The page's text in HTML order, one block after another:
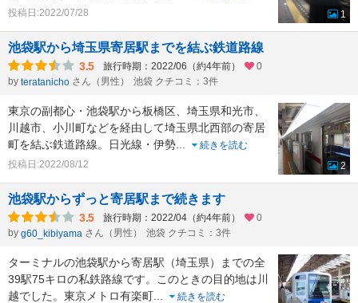
投稿日:2022/07/28
1
池袋駅から埼玉県寄居駅までを結ぶ鉄道路線
3.5 旅行時期：2022/06（約4年前）
0
by teratanicho さん（男性） 池袋 クチコミ：3件
東京の副都心・池袋駅から板橋区、埼玉県和光市、
川越市、小川町などを経由して埼玉県北西部の寄居
町を結ぶ鉄道路線。日光線・伊勢
続きを読む
投稿日:2022/08/12
2
池袋駅からずっと寄居駅まで続きます
3.5 旅行時期：2022/04（約4年前）
0
by g60_kibiyama さん（男性） 池袋 クチコミ：3件
ターミナルの池袋駅から寄居駅（埼玉県）までの全
39駅75キロの私鉄路線です。このときの目的地は川
越でした。東京メトロ有楽町
続きを読む